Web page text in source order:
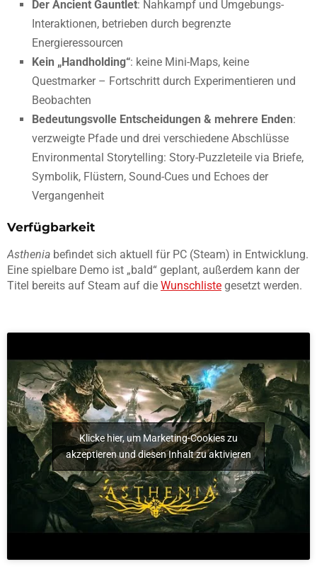
Der Ancient Gauntlet: Nahkampf und Umgebungs-
Interaktionen, betrieben durch begrenzte
Energieressourcen
Kein „Handholding“: keine Mini-Maps, keine
Questmarker – Fortschritt durch Experimentieren und
Beobachten
Bedeutungsvolle Entscheidungen & mehrere Enden:
verzweigte Pfade und drei verschiedene Abschlüsse
Environmental Storytelling: Story-Puzzleteile via Briefe,
Symbolik, Flüstern, Sound-Cues und Echoes der
Vergangenheit
Verfügbarkeit
Asthenia befindet sich aktuell für PC (Steam) in Entwicklung.
Eine spielbare Demo ist „bald“ geplant, außerdem kann der
Titel bereits auf Steam auf die Wunschliste gesetzt werden.
Klicke hier, um Marketing-Cookies zu
akzeptieren und diesen Inhalt zu aktivieren